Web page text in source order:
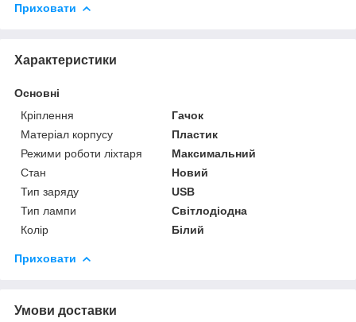
Приховати
Характеристики
Основні
Кріплення
Гачок
Матеріал корпусу
Пластик
Режими роботи ліхтаря
Максимальний
Стан
Новий
Тип заряду
USB
Тип лампи
Світлодіодна
Колір
Білий
Приховати
Умови доставки